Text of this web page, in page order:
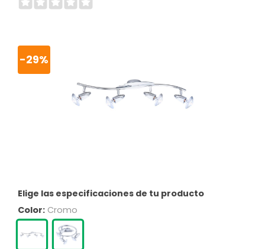
-29%
Elige las especificaciones de tu producto
Color: Cromo